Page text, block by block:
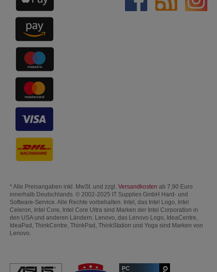
* Alle Preisangaben inkl. MwSt. und zzgl. Versandkosten ab 7,90 Euro
innerhalb Deutschlands. © 2002-2025 IT Supplies GmbH Hard- und
Software-Service. Alle Rechte vorbehalten. Intel, das Intel Logo, Intel
Celeron, Intel Core, Intel Core Ultra sind Marken der Intel Corporation in
den USA und anderen Ländern. Lenovo, das Lenovo Logo, IdeaCentre,
IdeaPad, ThinkCentre, ThinkPad, ThinkStation und Yoga sind Marken von
Lenovo.